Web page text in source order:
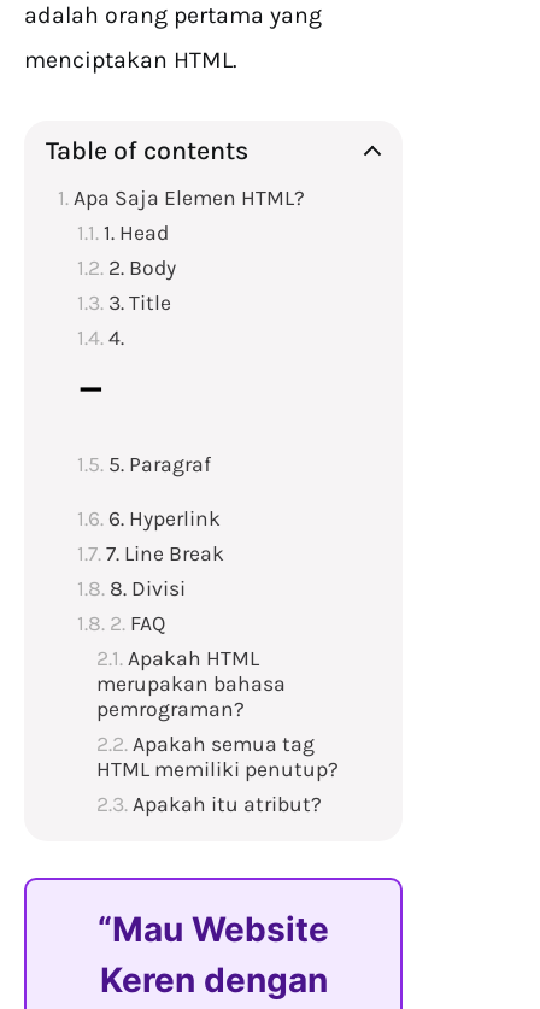
adalah orang pertama yang
menciptakan HTML.
Table of contents
Apa Saja Elemen HTML?
1. Head
2. Body
3. Title
4.
–
5. Paragraf
6. Hyperlink
7. Line Break
8. Divisi
FAQ
Apakah HTML
merupakan bahasa
pemrograman?
Apakah semua tag
HTML memiliki penutup?
Apakah itu atribut?
Mau Website
Keren dengan